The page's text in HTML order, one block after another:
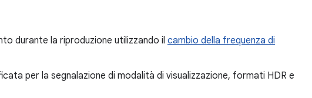
durante la riproduzione utilizzando il cambio della frequenza di
per la segnalazione di modalità di visualizzazione, formati HDR e